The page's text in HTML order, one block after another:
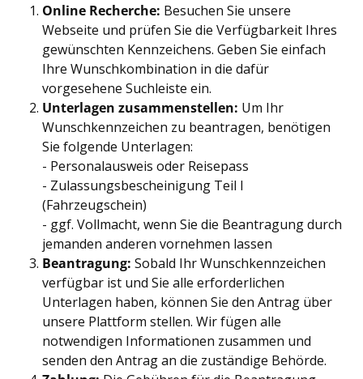
Online Recherche: Besuchen Sie unsere
Webseite und prüfen Sie die Verfügbarkeit Ihres
gewünschten Kennzeichens. Geben Sie einfach
Ihre Wunschkombination in die dafür
vorgesehene Suchleiste ein.
Unterlagen zusammenstellen: Um Ihr
Wunschkennzeichen zu beantragen, benötigen
Sie folgende Unterlagen:
- Personalausweis oder Reisepass
- Zulassungsbescheinigung Teil I
(Fahrzeugschein)
- ggf. Vollmacht, wenn Sie die Beantragung durch
jemanden anderen vornehmen lassen
Beantragung: Sobald Ihr Wunschkennzeichen
verfügbar ist und Sie alle erforderlichen
Unterlagen haben, können Sie den Antrag über
unsere Plattform stellen. Wir fügen alle
notwendigen Informationen zusammen und
senden den Antrag an die zuständige Behörde.